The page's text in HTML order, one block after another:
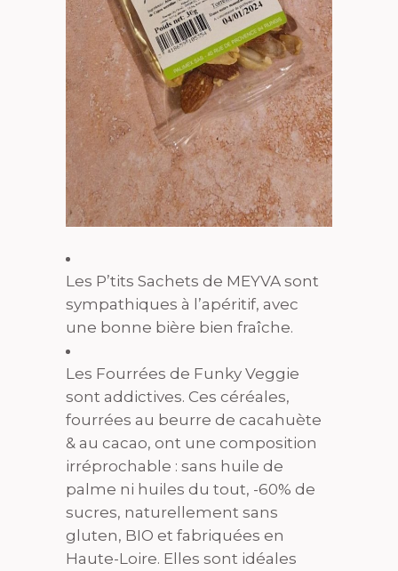
Les P’tits Sachets de MEYVA sont
sympathiques à l’apéritif, avec
une bonne bière bien fraîche.
Les Fourrées de Funky Veggie
sont addictives. Ces céréales,
fourrées au beurre de cacahuète
& au cacao, ont une composition
irréprochable : sans huile de
palme ni huiles du tout, -60% de
sucres, naturellement sans
gluten, BIO et fabriquées en
Haute-Loire. Elles sont idéales